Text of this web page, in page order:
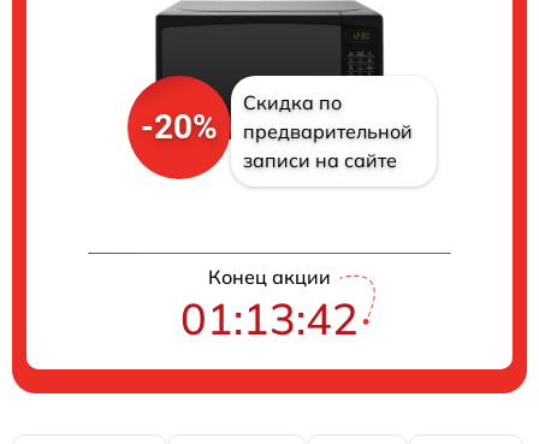
-20%
Скидка по
предварительной
записи на сайте
Конец акции
01:13:41